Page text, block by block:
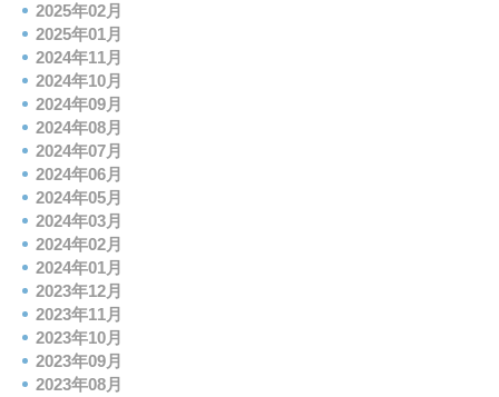
2025年02月
2025年01月
2024年11月
2024年10月
2024年09月
2024年08月
2024年07月
2024年06月
2024年05月
2024年03月
2024年02月
2024年01月
2023年12月
2023年11月
2023年10月
2023年09月
2023年08月